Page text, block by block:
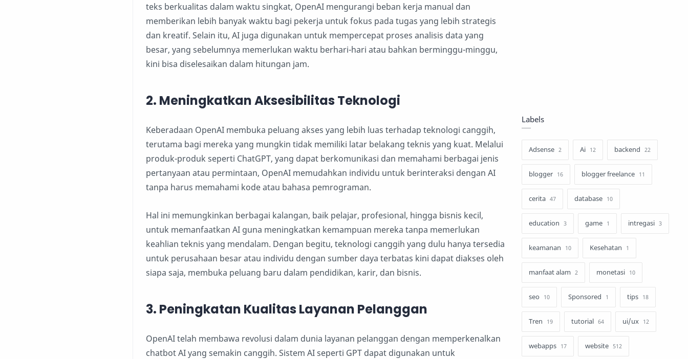
teks berkualitas dalam waktu singkat, OpenAI mengurangi beban kerja manual dan
memberikan lebih banyak waktu bagi pekerja untuk fokus pada tugas yang lebih strategis
dan kreatif. Selain itu, AI juga digunakan untuk mempercepat proses analisis data yang
besar, yang sebelumnya memerlukan waktu berhari-hari atau bahkan berminggu-minggu,
kini bisa diselesaikan dalam hitungan jam.
2. Meningkatkan Aksesibilitas Teknologi
Keberadaan OpenAI membuka peluang akses yang lebih luas terhadap teknologi canggih,
terutama bagi mereka yang mungkin tidak memiliki latar belakang teknis yang kuat. Melalui
produk-produk seperti ChatGPT, yang dapat berkomunikasi dan memahami berbagai jenis
pertanyaan atau permintaan, OpenAI memudahkan individu untuk berinteraksi dengan AI
tanpa harus memahami kode atau bahasa pemrograman.
Hal ini memungkinkan berbagai kalangan, baik pelajar, profesional, hingga bisnis kecil,
untuk memanfaatkan AI guna meningkatkan kemampuan mereka tanpa memerlukan
keahlian teknis yang mendalam. Dengan begitu, teknologi canggih yang dulu hanya tersedia
untuk perusahaan besar atau individu dengan sumber daya terbatas kini dapat diakses oleh
siapa saja, membuka peluang baru dalam pendidikan, karir, dan bisnis.
3. Peningkatan Kualitas Layanan Pelanggan
OpenAI telah membawa revolusi dalam dunia layanan pelanggan dengan memperkenalkan
chatbot AI yang semakin canggih. Sistem AI seperti GPT dapat digunakan untuk
Labels
Adsense 2 Ai 12 backend 22
blogger 16 blogger freelance 11
cerita 47 database 10
education 3 game 1 intregasi 3
keamanan 10 Kesehatan 1
manfaat alam 2 monetasi 10
seo 10 Sponsored 1 tips 18
Tren 19 tutorial 64 ui/ux 12
webapps 17 website 512